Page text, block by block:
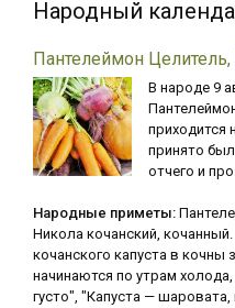
Народный
Пантелеймон
В народе 9
приходится
принято
отчего и
Народные приметы:
Никола кочанский,
кочанского капуста в кочны
начинаются по утрам
густо", "Капуста —